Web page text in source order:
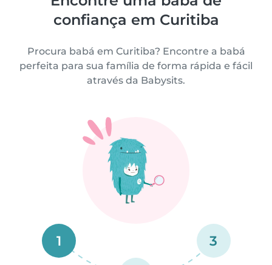
confiança em Curitiba
Procura babá em Curitiba? Encontre a babá
perfeita para sua família de forma rápida e fácil
através da Babysits.
1 3